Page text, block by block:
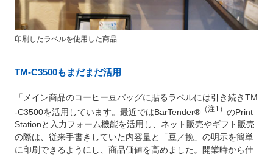
印刷したラベルを使用した商品
TM-C3500もまだまだ活用
「メイン商品のコーヒー豆バッグに貼るラベルには引き続きTM
-C3500を活用しています。最近ではBarTender®（注1） のPrint
Stationと入力フォーム機能を活用し、ネット販売やギフト販売
の際は、従来手書きしていた内容量と「豆／挽」の明示を簡単
に印刷できるようにし、商品価値を高めました。開業時から仕